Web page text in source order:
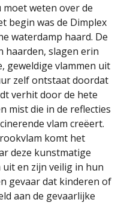
weten over de
begin was de Dimplex
waterdamp haard. De
haarden, slagen erin
geweldige vlammen uit
zelf ontstaat doordat
verhit door de hete
mist die in de reflecties
vlam creëert.
komt het
deze kunstmatige
en zijn veilig in hun
gevaar dat kinderen of
aan de gevaarlijke